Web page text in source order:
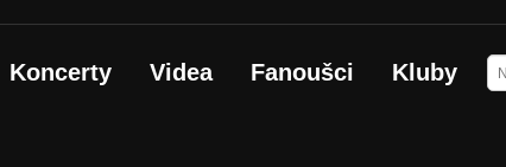
Koncerty Videa Fanoušci Kluby